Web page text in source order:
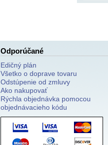
Odporúčané
Edičný plán
Všetko o doprave tovaru
Odstúpenie od zmluvy
Ako nakupovať
Rýchla objednávka pomocou
objednávacieho kódu